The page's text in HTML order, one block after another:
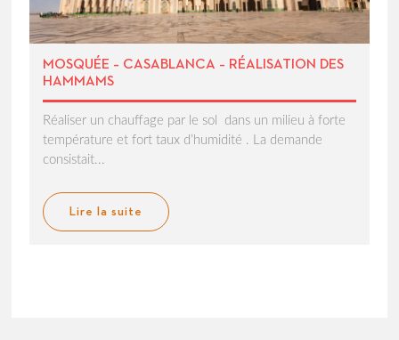
MOSQUÉE – CASABLANCA – RÉALISATION DES
HAMMAMS
Réaliser un chauffage par le sol dans un milieu à forte
température et fort taux d’humidité . La demande
consistait...
Lire la suite